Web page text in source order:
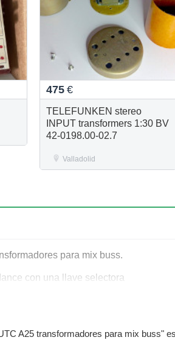
475 €
TELEFUNKEN stereo
INPUT transformers 1:30 BV
42-0198.00-02.7
Valladolid
para mix buss.
con una llave selectora
A25 transformadores para mix buss"